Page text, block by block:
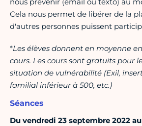
nous prévenir (email ou texto) au
Cela nous permet de libérer de la
d'autres personnes puissent
*Les élèves donnent en moyenne
cours. Les cours sont gratuits pour
situation de vulnérabilité (Exil,
familial inférieur à 500, etc.)
Séances
Du vendredi 23 septembre 2022